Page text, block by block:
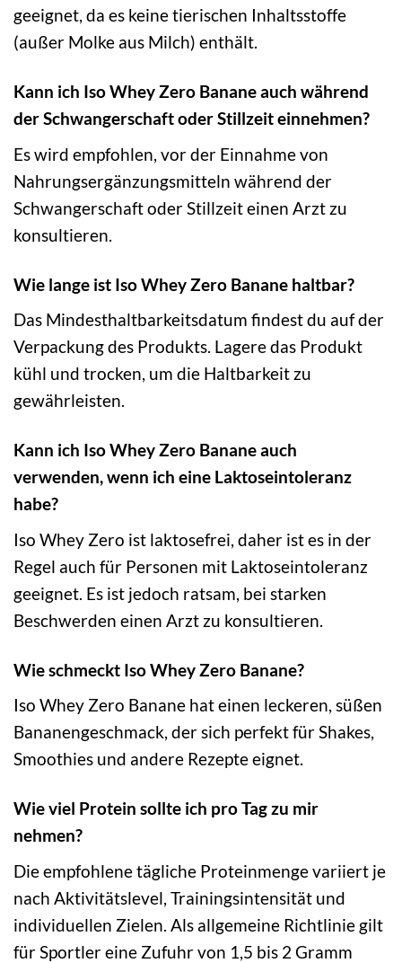
geeignet, da es keine tierischen Inhaltsstoffe
(außer Molke aus Milch) enthält.
Kann ich Iso Whey Zero Banane auch während
der Schwangerschaft oder Stillzeit einnehmen?
Es wird empfohlen, vor der Einnahme von
Nahrungsergänzungsmitteln während der
Schwangerschaft oder Stillzeit einen Arzt zu
konsultieren.
Wie lange ist Iso Whey Zero Banane haltbar?
Das Mindesthaltbarkeitsdatum findest du auf der
Verpackung des Produkts. Lagere das Produkt
kühl und trocken, um die Haltbarkeit zu
gewährleisten.
Kann ich Iso Whey Zero Banane auch
verwenden, wenn ich eine Laktoseintoleranz
habe?
Iso Whey Zero ist laktosefrei, daher ist es in der
Regel auch für Personen mit Laktoseintoleranz
geeignet. Es ist jedoch ratsam, bei starken
Beschwerden einen Arzt zu konsultieren.
Wie schmeckt Iso Whey Zero Banane?
Iso Whey Zero Banane hat einen leckeren, süßen
Bananengeschmack, der sich perfekt für Shakes,
Smoothies und andere Rezepte eignet.
Wie viel Protein sollte ich pro Tag zu mir
nehmen?
Die empfohlene tägliche Proteinmenge variiert je
nach Aktivitätslevel, Trainingsintensität und
individuellen Zielen. Als allgemeine Richtlinie gilt
für Sportler eine Zufuhr von 1,5 bis 2 Gramm